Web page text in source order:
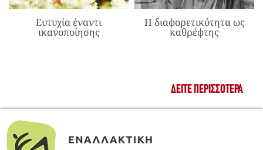
Ευτυχία έναντι
ικανοποίησης
Η διαφορετικότητα ως
καθρέφτης
ΔΕΊΤΕ ΠΕΡΙΣΣΌΤΕΡΑ